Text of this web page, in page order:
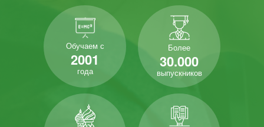
Обучаем с
2001
года
Более
30.000
выпускников